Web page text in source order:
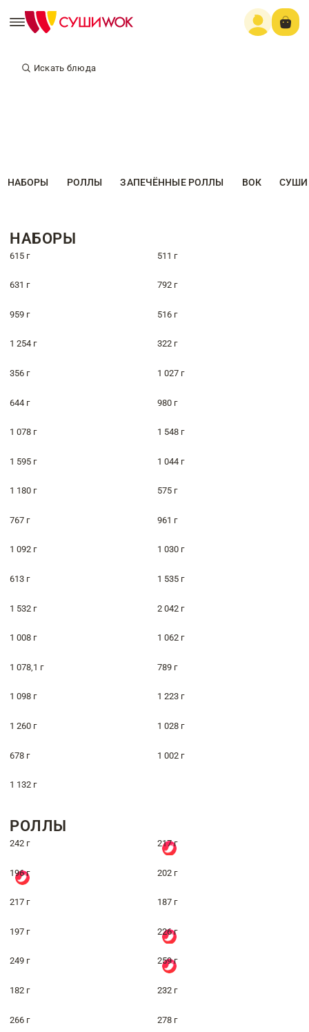
Искать блюда
НАБОРЫ РОЛЛЫ ЗАПЕЧЁННЫЕ РОЛЛЫ ВОК СУШИ
НАБОРЫ
615 г 511 г
631 г 792 г
959 г 516 г
1 254 г 322 г
356 г 1 027 г
644 г 980 г
1 078 г 1 548 г
1 595 г 1 044 г
1 180 г 575 г
767 г 961 г
1 092 г 1 030 г
613 г 1 535 г
1 532 г 2 042 г
1 008 г 1 062 г
1 078,1 г 789 г
1 098 г 1 223 г
1 260 г 1 028 г
678 г 1 002 г
1 132 г
РОЛЛЫ
242 г 217 г
196 г 202 г
217 г 187 г
197 г 226 г
249 г 259 г
182 г 232 г
266 г 278 г